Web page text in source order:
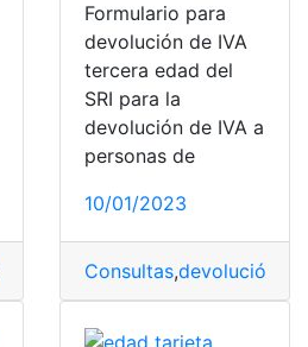
devolución del iva,IVA,Tercera
Formulario para
devolución de IVA
tercera edad del
SRI para la
devolución de IVA a
personas de
10/01/2023
Consultas,devolución